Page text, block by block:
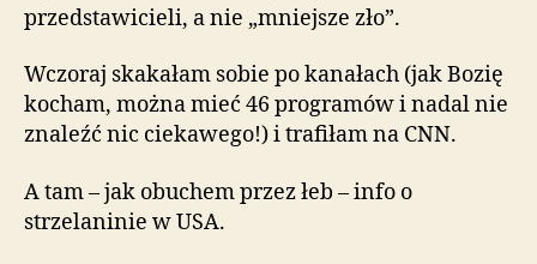
przedstawicieli, a nie „mniejsze zło”.
Wczoraj skakałam sobie po kanałach (jak Bozię
kocham, można mieć 46 programów i nadal nie
znaleźć nic ciekawego!) i trafiłam na CNN.
A tam – jak obuchem przez łeb – info o
strzelaninie w USA.